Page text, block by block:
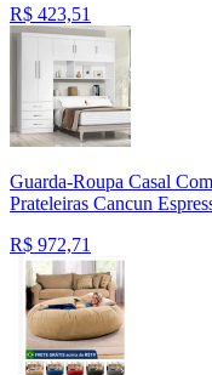
R$ 423,51
Guarda-Roupa Casal
Prateleiras Cancun
R$ 972,71